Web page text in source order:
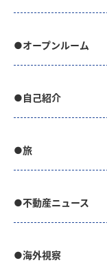
●オープンルーム
●自己紹介
●旅
●不動産ニュース
●海外視察